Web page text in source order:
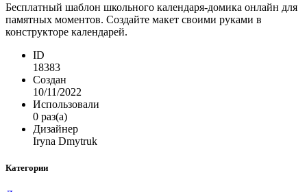
Бесплатный шаблон школьного календаря-домика онлайн для
памятных моментов. Создайте макет своими руками в
конструкторе календарей.
ID
18383
Создан
10/11/2022
Использовали
0 раз(а)
Дизайнер
Iryna Dmytruk
Категории